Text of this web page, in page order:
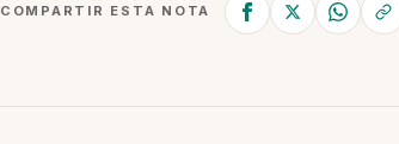
COMPARTIR ESTA NOTA